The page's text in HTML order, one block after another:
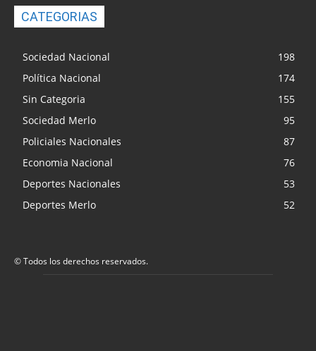
CATEGORIAS
Sociedad Nacional
198
Política Nacional
174
Sin Categoria
155
Sociedad Merlo
95
Policiales Nacionales
87
Economia Nacional
76
Deportes Nacionales
53
Deportes Merlo
52
© Todos los derechos reservados.